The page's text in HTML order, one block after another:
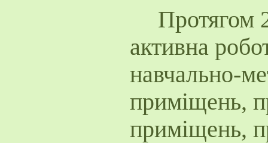
Протягом
активна
навчально-
приміщень,
приміщень,